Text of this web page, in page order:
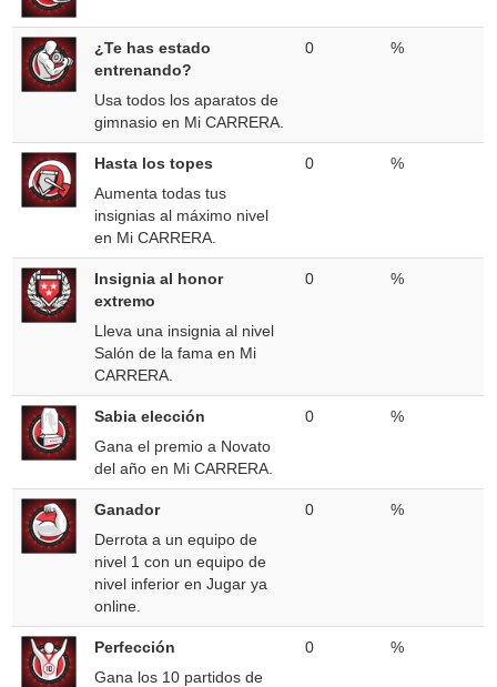
¿Te has estado
entrenando?
Usa todos los aparatos de
gimnasio en Mi CARRERA.
0 %
Hasta los topes
Aumenta todas tus
insignias al máximo nivel
en Mi CARRERA.
0 %
Insignia al honor
extremo
Lleva una insignia al nivel
Salón de la fama en Mi
CARRERA.
0 %
Sabia elección
Gana el premio a Novato
del año en Mi CARRERA.
0 %
Ganador
Derrota a un equipo de
nivel 1 con un equipo de
nivel inferior en Jugar ya
online.
0 %
Perfección
Gana los 10 partidos de
0 %